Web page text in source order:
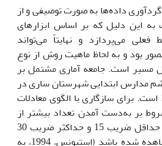
داده‌ها به صورت توصیفی و از
این دلیل که بر اساس ابزارهای
می‌پردازد و نهایتاً می‌تواند
بود و به لحاظ ماهیت روش از نوع
مسیر است. جامعه آماری مشتمل بر
مدارس ابتدایی شهرستان ساری در
سال تحصیلی 1402-1401 است. برای سازگاری با الگوی معادلات
بر به‌دست آمدن تعداد بیشتر از
200 نمونه باید بر اساس حداقل ضریب 15 و حداکثر ضریب 30
برای تعداد متغیرهای مشاهده شده باشد (استیونس، 1994، به